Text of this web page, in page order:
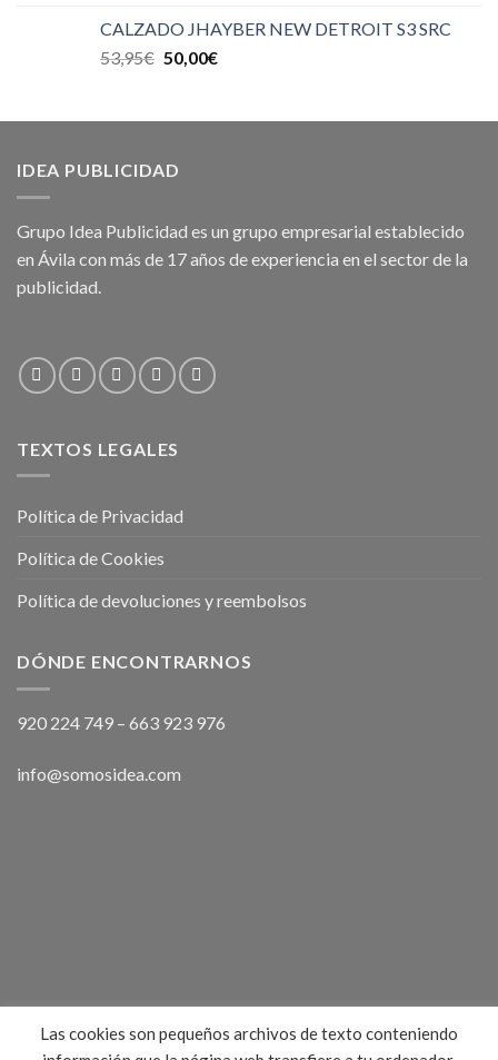
CALZADO JHAYBER NEW DETROIT S3 SRC
53,95€ 50,00€
IDEA PUBLICIDAD
Grupo Idea Publicidad es un grupo empresarial establecido
en Ávila con más de 17 años de experiencia en el sector de la
publicidad.
TEXTOS LEGALES
Política de Privacidad
Política de Cookies
Política de devoluciones y reembolsos
DÓNDE ENCONTRARNOS
920 224 749 – 663 923 976
info@somosidea.com
Las cookies son pequeños archivos de texto conteniendo